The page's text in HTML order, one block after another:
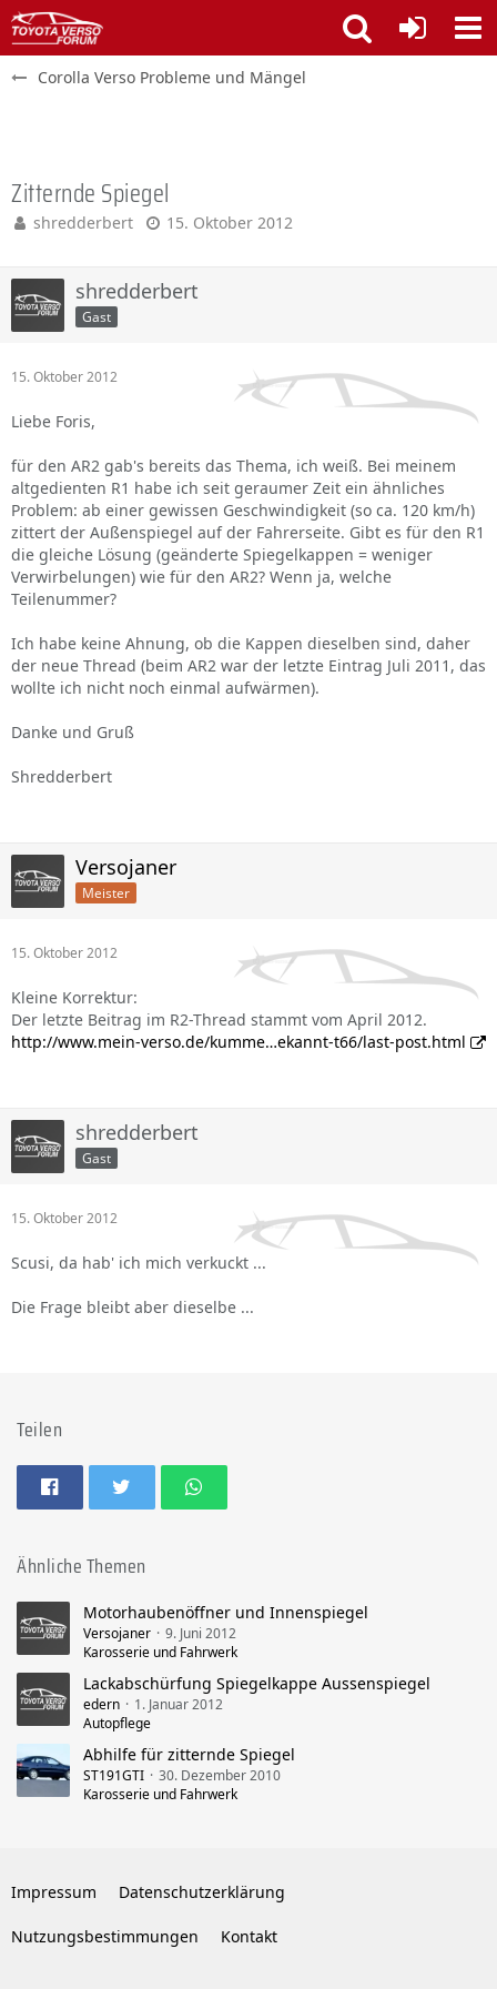
Corolla Verso Probleme und Mängel
Zitternde Spiegel
shredderbert 15. Oktober 2012
shredderbert
Gast
15. Oktober 2012
Liebe Foris,
für den AR2 gab's bereits das Thema, ich weiß. Bei meinem
altgedienten R1 habe ich seit geraumer Zeit ein ähnliches
Problem: ab einer gewissen Geschwindigkeit (so ca. 120 km/h)
zittert der Außenspiegel auf der Fahrerseite. Gibt es für den R1
die gleiche Lösung (geänderte Spiegelkappen = weniger
Verwirbelungen) wie für den AR2? Wenn ja, welche
Teilenummer?
Ich habe keine Ahnung, ob die Kappen dieselben sind, daher
der neue Thread (beim AR2 war der letzte Eintrag Juli 2011, das
wollte ich nicht noch einmal aufwärmen).
Danke und Gruß
Shredderbert
Versojaner
Meister
15. Oktober 2012
Kleine Korrektur:
Der letzte Beitrag im R2-Thread stammt vom April 2012.
http://www.mein-verso.de/kumme…ekannt-t66/last-post.html
shredderbert
Gast
15. Oktober 2012
Scusi, da hab' ich mich verkuckt ...
Die Frage bleibt aber dieselbe ...
Teilen
Ähnliche Themen
Motorhaubenöffner und Innenspiegel
Versojaner
9. Juni 2012
Karosserie und Fahrwerk
Lackabschürfung Spiegelkappe Aussenspiegel
edern
1. Januar 2012
Autopflege
Abhilfe für zitternde Spiegel
ST191GTI
30. Dezember 2010
Karosserie und Fahrwerk
Impressum Datenschutzerklärung
Nutzungsbestimmungen Kontakt